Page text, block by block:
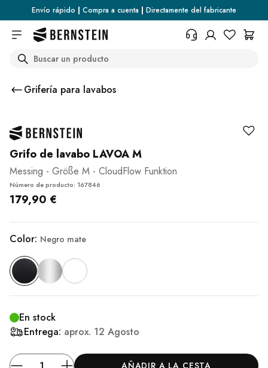
Skip to main content
Envío rápido | Compra a cuenta | Directamente del fabricante
Search
Grifería para lavabos
Grifo de lavabo LAVOA M
Messing - Größe M - CloudFlow Funktion
Número de producto: 167846
179,90 €
Color: Negro mate
En stock
Entrega: aprox. 12 Agosto
AÑADIR A LA CESTA